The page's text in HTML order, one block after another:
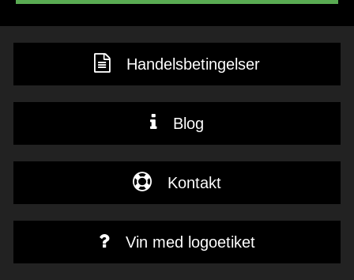
Handelsbetingelser
Blog
Kontakt
Vin med logoetiket